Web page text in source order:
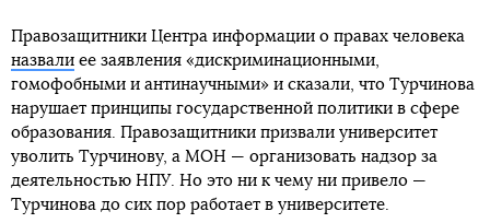
Правозащитники Центра информации о правах человека
назвали ее заявления «дискриминационными,
гомофобными и антинаучными» и сказали, что Турчинова
нарушает принципы государственной политики в сфере
образования. Правозащитники призвали университет
уволить Турчинову, а МОН — организовать надзор за
деятельностью НПУ. Но это ни к чему ни привело —
Турчинова до сих пор работает в университете.